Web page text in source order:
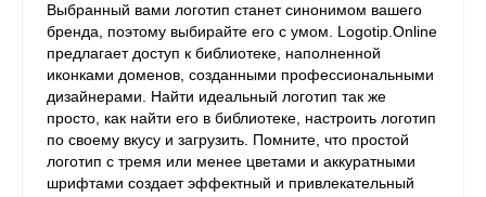
Выбранный вами логотип станет синонимом вашего
бренда, поэтому выбирайте его с умом. Logotip.Online
предлагает доступ к библиотеке, наполненной
иконками доменов, созданными профессиональными
дизайнерами. Найти идеальный логотип так же
просто, как найти его в библиотеке, настроить логотип
по своему вкусу и загрузить. Помните, что простой
логотип с тремя или менее цветами и аккуратными
шрифтами создает эффектный и привлекательный